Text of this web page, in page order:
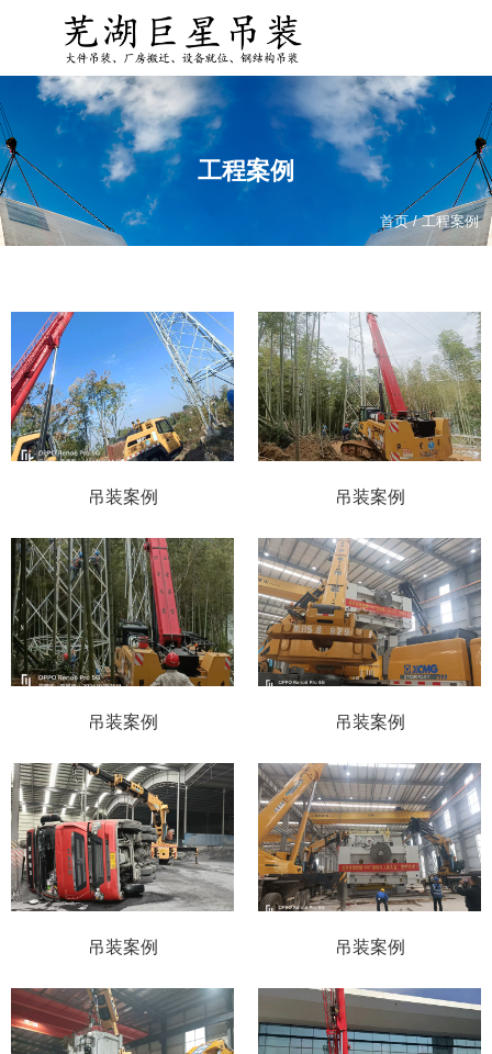
工程案例
首页/工程案例
吊装案例 吊装案例
吊装案例 吊装案例
吊装案例 吊装案例